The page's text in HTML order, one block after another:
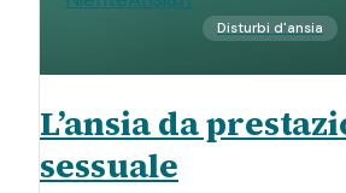
Disturbi d'ansia
L’ansia da
sessuale